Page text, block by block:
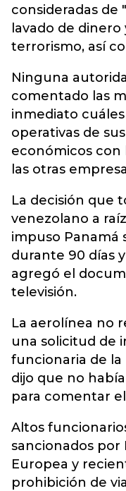
consideradas de
lavado de
terrorismo, así
Ninguna
comentado las
inmediato
operativas de
económicos con
las otras
La decisión que
venezolano a
impuso Panamá
durante 90 días
agregó el
televisión.
La aerolínea no
una solicitud de
funcionaria de la
dijo que no
para comentar
Altos
sancionados por
Europea y
prohibición de